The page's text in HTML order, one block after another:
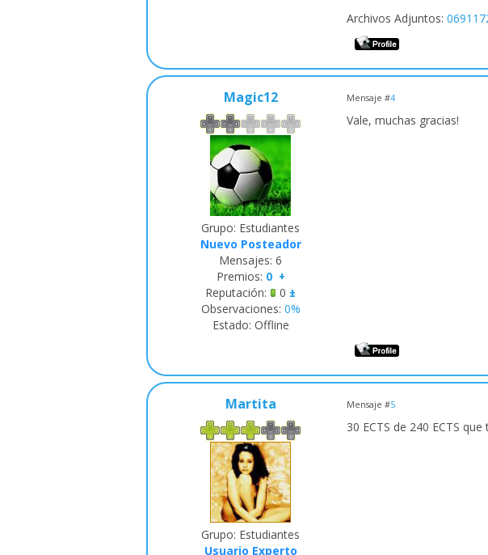
Archivos Adjuntos:
Magic12 Mensaje #4
Grupo: Estudiantes
Nuevo Posteador
Mensajes: 6
Premios: 0 +
Reputación: 0 ±
Observaciones: 0%
Estado: Offline
Vale, muchas gracias!
Martita Mensaje #5
Grupo: Estudiantes
Usuario Experto
30 ECTS de 240 ECTS